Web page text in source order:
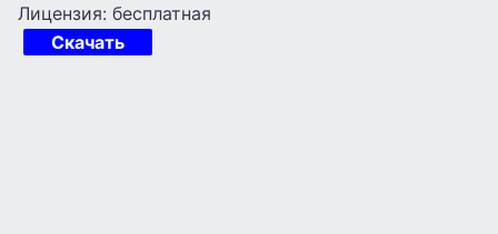
Лицензия: бесплатная
Скачать